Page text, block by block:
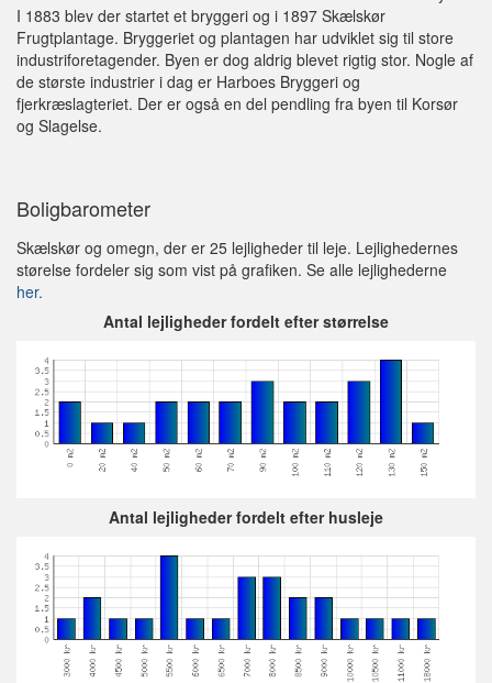
I 1883 blev der startet et bryggeri og i 1897 Skælskør
Frugtplantage. Bryggeriet og plantagen har udviklet sig til store
industriforetagender. Byen er dog aldrig blevet rigtig stor. Nogle af
de største industrier i dag er Harboes Bryggeri og
fjerkræslagteriet. Der er også en del pendling fra byen til Korsør
og Slagelse.
Boligbarometer
Skælskør og omegn, der er 25 lejligheder til leje. Lejlighedernes
størelse fordeler sig som vist på grafiken. Se alle lejlighederne
her.
Antal lejligheder fordelt efter størrelse
Antal lejligheder fordelt efter husleje